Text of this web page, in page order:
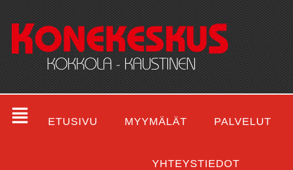
ETUSIVU MYYMÄLÄT PALVELUT
YHTEYSTIEDOT